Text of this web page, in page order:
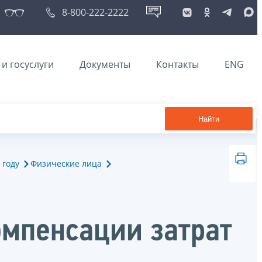
8-800-222-2222
госуслуги Документы Контакты ENG
Найти
Физические лица
затрат